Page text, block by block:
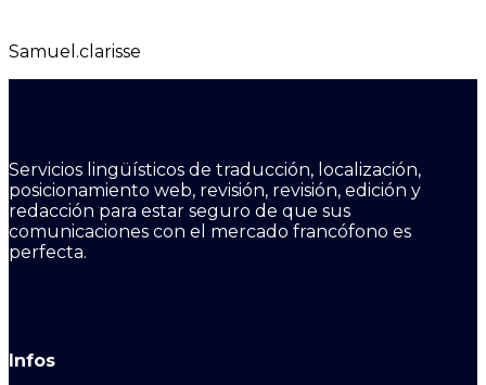
Samuel.clarisse
Servicios lingüísticos de traducción, localización,
posicionamiento web, revisión, revisión, edición y
redacción para estar seguro de que sus
comunicaciones con el mercado francófono es
perfecta.
Infos